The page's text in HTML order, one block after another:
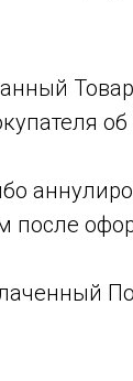
после